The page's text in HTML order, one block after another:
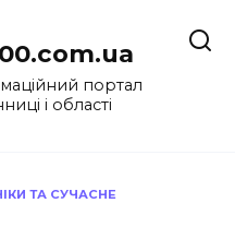
портал
і області
ТА СУЧАСНЕ